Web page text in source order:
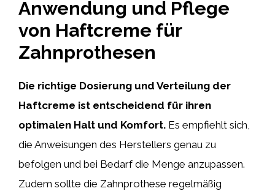
Anwendung und Pflege
von Haftcreme für
Zahnprothesen
Die richtige Dosierung und Verteilung der
Haftcreme ist entscheidend für ihren
optimalen Halt und Komfort. Es empfiehlt sich,
die Anweisungen des Herstellers genau zu
befolgen und bei Bedarf die Menge anzupassen.
Zudem sollte die Zahnprothese regelmäßig